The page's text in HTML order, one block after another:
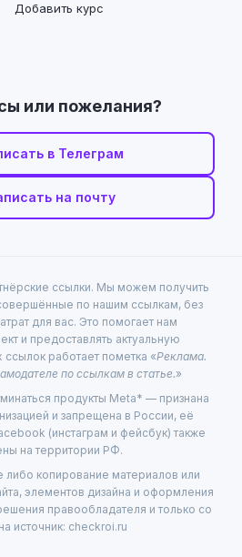
Добавить курс
или пожелания?
в Телеграм
на почту
ссылки. Мы можем получить
по нашим ссылкам, без
для вас. Это помогает нам
и предоставлять актуальную
работает пометка «Реклама.
по ссылкам в статье.»
продукты Meta* — признана
и запрещена в России, её
(инстаграм и фейсбук) также
на территории РФ.
копирование материалов или
элементов дизайна и оформления
правообладателя и только со
источник: checkroi.ru